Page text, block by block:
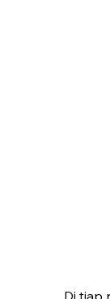
Di tiap